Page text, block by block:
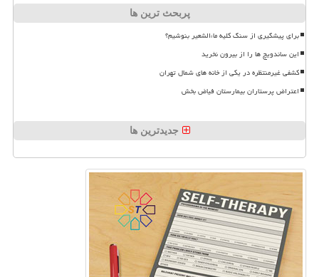
پربحث ترین ها
برای پیشگیری از سنگ کلیه ماءالشعیر بنوشیم؟
این ساندویچ ها را از بیرون نخرید
کشفی غیرمنتظره در یکی از خانه های شمال تهران
اعتراض پرستاران بیمارستان فیاض بخش
جدیدترین ها